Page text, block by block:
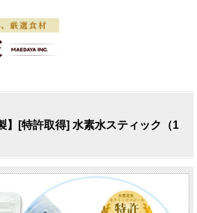
】[特許取得] 水素水スティック（1